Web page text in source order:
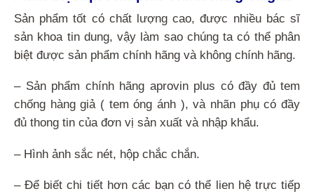
Sản phẩm tốt có chất lượng cao, được nhiều bác sĩ
sản khoa tin dung, vậy làm sao chúng ta có thể phân
biệt được sản phẩm chính hãng và không chính hãng.
– Sản phẩm chính hãng aprovin plus có đầy đủ tem
chống hàng giả ( tem óng ánh ), và nhãn phụ có đầy
đủ thong tin của đơn vị sản xuất và nhập khẩu.
– Hình ảnh sắc nét, hộp chắc chắn.
– Để biết chi tiết hơn các bạn có thể lien hệ trực tiếp